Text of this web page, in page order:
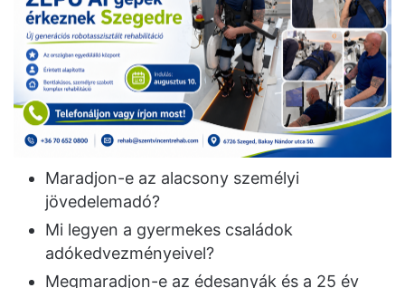
Maradjon-e az alacsony személyi
jövedelemadó?
Mi legyen a gyermekes családok
adókedvezményeivel?
Megmaradjon-e az édesanyák és a 25 év